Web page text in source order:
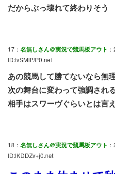
だからぶっ壊れて終わりそう
17： 名無しさん＠実況で競馬板アウト
ID:fvSMIP/P0.net
あの競馬して勝てないなら無
次の舞台に変わって強調され
相手はスワーヴぐらいとは言
18： 名無しさん＠実況で競馬板アウト
ID:lKDDZv+j0.net